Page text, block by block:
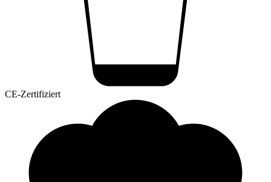
CE-Zertifiziert